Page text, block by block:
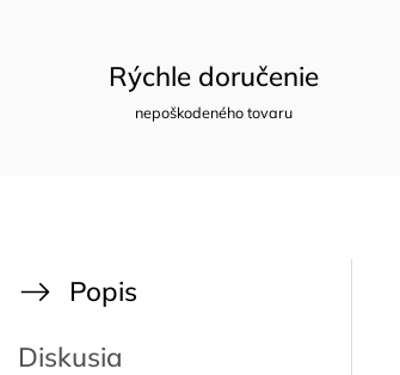
Rýchle doručenie
nepoškodeného tovaru
Popis
Diskusia